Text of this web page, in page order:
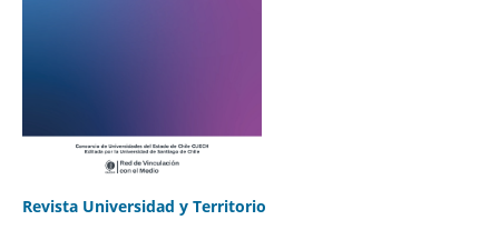
Revista Universidad y Territorio